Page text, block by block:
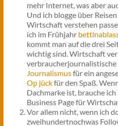
mehr Internet, was aber
Und ich blogge über
Wirtschaft verstehen
ich im Frühjahr
kommt man auf die drei
wichtig sind. Wirtschaft
verbraucherjournalistische
Journalismusfür ein
Op jückfür den Spaß.
Dachmarke ist, brauche
Business Page für
Vor allem nicht, wenn ich
zweihundertnochwas